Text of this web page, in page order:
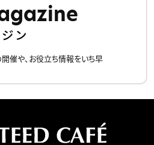
ン
開催や、お役立ち情報をいち早